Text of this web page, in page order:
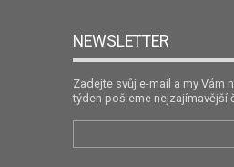
NEWSLETTER
Zadejte svůj e-mail a my Vám
týden pošleme nejzajímavější